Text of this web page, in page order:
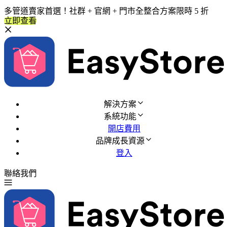
多管道賣家首選！社群 + 官網 + 門市全整合方案限時 5 折
立即查看
解決方案
系統功能
開店費用
品牌成長資源
登入
聯絡我們